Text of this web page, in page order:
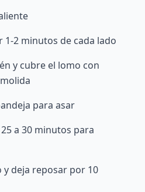
1-2 minutos de cada lado
y cubre el lomo con
para asar
a 30 minutos para
y deja reposar por 10